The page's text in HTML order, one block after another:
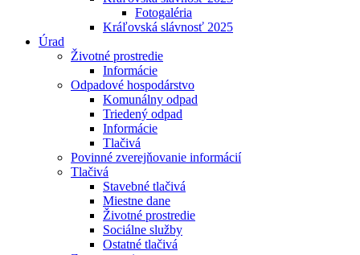
Fotogaléria
Kráľovská slávnosť 2025
Úrad
Životné prostredie
Informácie
Odpadové hospodárstvo
Komunálny odpad
Triedený odpad
Informácie
Tlačivá
Povinné zverejňovanie informácií
Tlačivá
Stavebné tlačivá
Miestne dane
Životné prostredie
Sociálne služby
Ostatné tlačivá